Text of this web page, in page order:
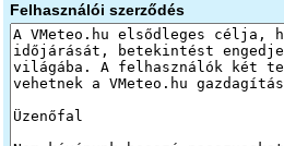
Felhasználói szerződés